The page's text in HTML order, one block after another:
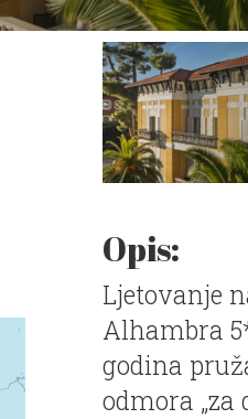
Opis:
Ljetovanje
Alhambra
godina
odmora „za